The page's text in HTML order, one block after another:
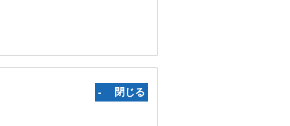
‐ 閉じる